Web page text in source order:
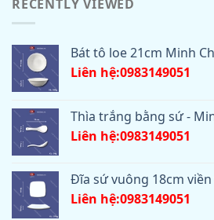
RECENTLY VIEWED
Bát tô loe 21cm Minh
Liên hệ:0983149051
Thìa trắng bằng sứ -
Liên hệ:0983149051
Đĩa sứ vuông 18cm viền
Liên hệ:0983149051